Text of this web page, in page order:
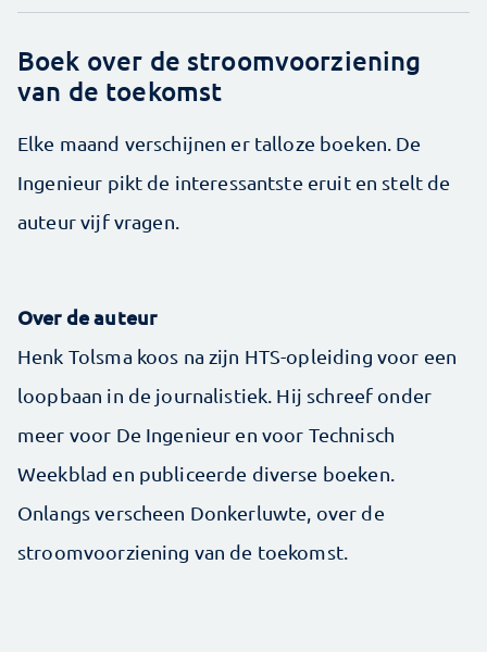
Boek over de stroomvoorziening
van de toekomst
Elke maand verschijnen er talloze boeken. De
Ingenieur pikt de interessantste eruit en stelt de
auteur vijf vragen.
Over de auteur
Henk Tolsma koos na zijn HTS-opleiding voor een
loopbaan in de journalistiek. Hij schreef onder
meer voor De Ingenieur en voor Technisch
Weekblad en publiceerde diverse boeken.
Onlangs verscheen Donkerluwte, over de
stroomvoorziening van de toekomst.